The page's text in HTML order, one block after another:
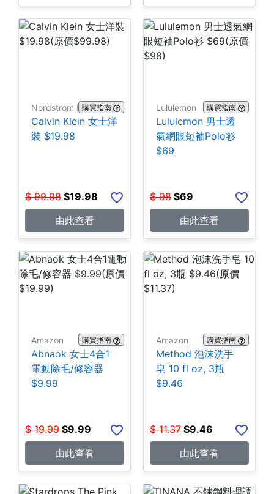
Nordstrom Rack購買指南
Calvin Klein 女士洋
裝 $19.98
$ 99.98 $19.98
由此查看
Lululemon 購買指南
Lululemon 男士透
氣網眼短袖Polo衫
$69
$ 98 $69
由此查看
Amazon 購買指南
Abnaok 女士4合1
電動除毛/修容器
$9.99
$ 19.99 $9.99
由此查看
Amazon 購買指南
Method 泡沫洗手
皂 10 fl oz, 3瓶
$9.46
$ 11.37 $9.46
由此查看